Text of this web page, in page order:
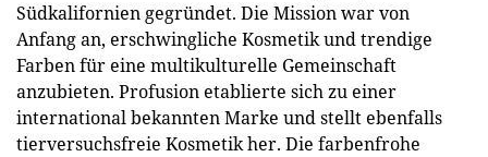
Südkalifornien gegründet. Die Mission war von
Anfang an, erschwingliche Kosmetik und trendige
Farben für eine multikulturelle Gemeinschaft
anzubieten. Profusion etablierte sich zu einer
international bekannten Marke und stellt ebenfalls
tierversuchsfreie Kosmetik her. Die farbenfrohe